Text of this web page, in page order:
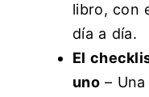
libro, con
día a día.
El
uno– Una